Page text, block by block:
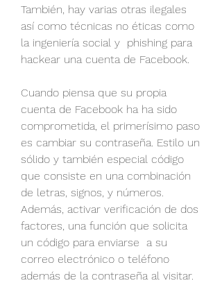
También, hay varias otras ilegales
así como técnicas no éticas como
la ingeniería social y  phishing para
hackear una cuenta de Facebook.
Cuando piensa que su propia
cuenta de Facebook ha ha sido
comprometida, el primerísimo paso
es cambiar su contraseña. Estilo un
sólido y también especial código
que consiste en una combinación
de letras, signos, y números.
Además, activar verificación de dos
factores, una función que solicita
un código para enviarse  a su
correo electrónico o teléfono
además de la contraseña al visitar.